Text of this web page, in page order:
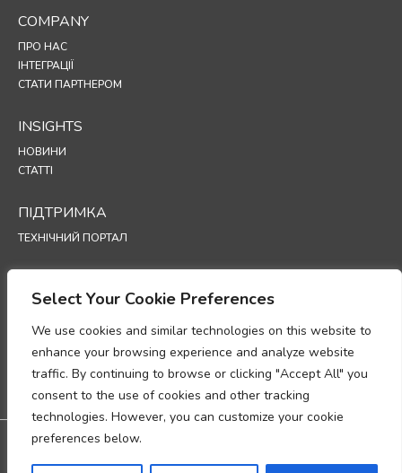
Select Your Cookie Preferences
We use cookies and similar technologies on this website to
enhance your browsing experience and analyze website
traffic. By continuing to browse or clicking "Accept All" you
consent to the use of cookies and other tracking
technologies. However, you can customize your cookie
preferences below.
COMPANY
ПРО НАС
ІНТЕГРАЦІЇ
СТАТИ ПАРТНЕРОМ
INSIGHTS
НОВИНИ
СТАТТІ
ПІДТРИМКА
ТЕХНІЧНИЙ ПОРТАЛ
ПОЛІТИКА КОНФІДЕНЦІЙНОСТІ
ПОЛІТИКА ВИКОРИСТАННЯ ФАЙЛІВ COOKIE
МЕМОРАНДУМ ПРО ВІДПОВІДНІСТЬ ВИМОГАМ ЩОДО ОБРОБКИ
ПЕРСОНАЛЬНИХ ДАНИХ
ДОДАТОК ЩОДО ОБРОБКИ ДАНИХ
Дистриб'ютор в Україні - SEC Group: